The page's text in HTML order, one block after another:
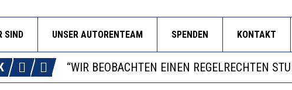
SIND UNSER AUTORENTEAM SPENDEN KONTAKT
ICH WILL MEHR EVIDENZ UND WILL WISSEN,
WORAUS WÄCHST, WAS KINDER TRÄGT
“WIR BEOBACHTEN EINEN REGELRECHTEN
DIE VERSTÄRKTE HARMONISIERUNG IM